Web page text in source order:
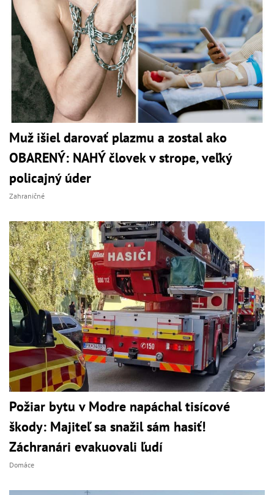
Muž išiel darovať plazmu a zostal ako
OBARENÝ: NAHÝ človek v strope, veľký
policajný úder
Zahraničné
Požiar bytu v Modre napáchal tisícové
škody: Majiteľ sa snažil sám hasiť!
Záchranári evakuovali ľudí
Domáce